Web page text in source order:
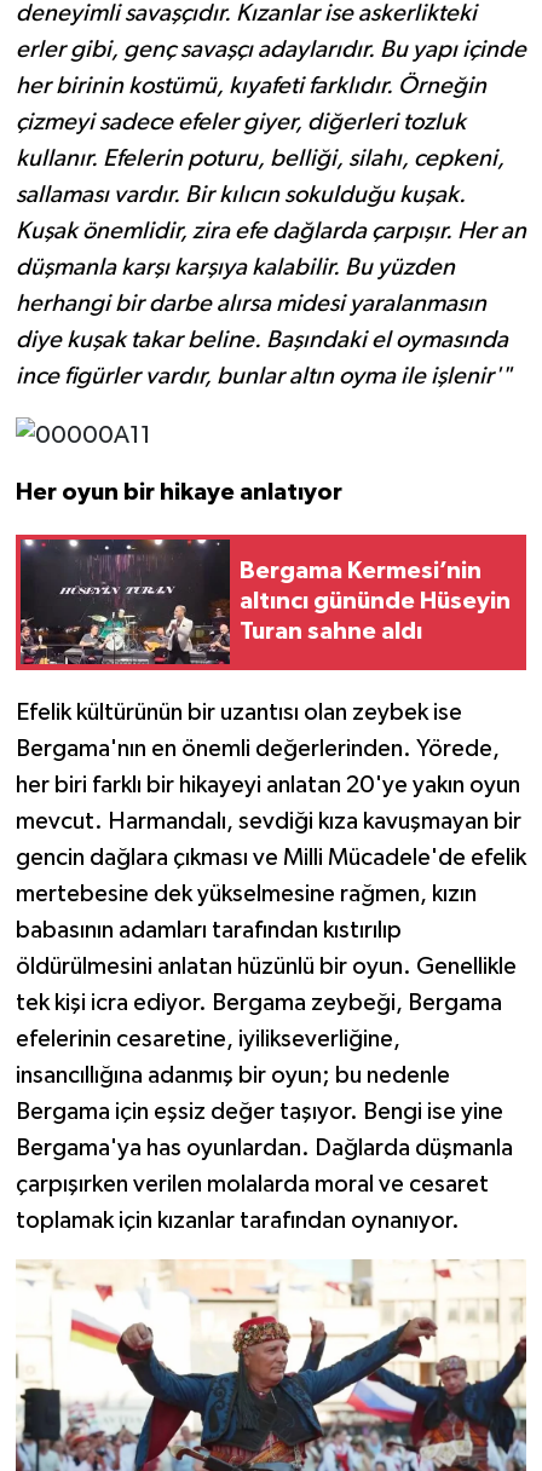
deneyimli savaşçıdır. Kızanlar ise askerlikteki
erler gibi, genç savaşçı adaylarıdır. Bu yapı içinde
her birinin kostümü, kıyafeti farklıdır. Örneğin
çizmeyi sadece efeler giyer, diğerleri tozluk
kullanır. Efelerin poturu, belliği, silahı, cepkeni,
sallaması vardır. Bir kılıcın sokulduğu kuşak.
Kuşak önemlidir, zira efe dağlarda çarpışır. Her an
düşmanla karşı karşıya kalabilir. Bu yüzden
herhangi bir darbe alırsa midesi yaralanmasın
diye kuşak takar beline. Başındaki el oymasında
ince figürler vardır, bunlar altın oyma ile işlenir'"
Her oyun bir hikaye anlatıyor
Bergama Kermesi’nin
altıncı gününde Hüseyin
Turan sahne aldı
Efelik kültürünün bir uzantısı olan zeybek ise
Bergama'nın en önemli değerlerinden. Yörede,
her biri farklı bir hikayeyi anlatan 20'ye yakın oyun
mevcut. Harmandalı, sevdiği kıza kavuşmayan bir
gencin dağlara çıkması ve Milli Mücadele'de efelik
mertebesine dek yükselmesine rağmen, kızın
babasının adamları tarafından kıstırılıp
öldürülmesini anlatan hüzünlü bir oyun. Genellikle
tek kişi icra ediyor. Bergama zeybeği, Bergama
efelerinin cesaretine, iyilikseverliğine,
insancıllığına adanmış bir oyun; bu nedenle
Bergama için eşsiz değer taşıyor. Bengi ise yine
Bergama'ya has oyunlardan. Dağlarda düşmanla
çarpışırken verilen molalarda moral ve cesaret
toplamak için kızanlar tarafından oynanıyor.